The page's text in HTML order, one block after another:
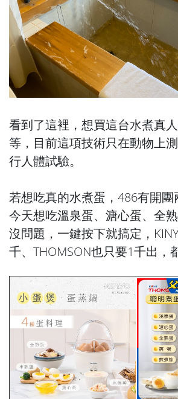
看到了這裡，想買這台水煮真
等，目前這項技術只在動物上
行人體試驗。
若想吃真的水煮蛋，486有開團
今天想吃溫泉蛋、溏心蛋、全
沒問題，一鍵按下就搞定，
千、THOMSON也只要1千出，